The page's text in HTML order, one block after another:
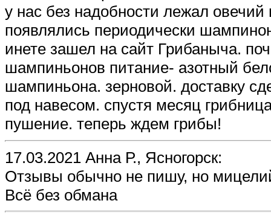
у нас без надобности лежал
появлялись периодически
инете зашел на сайт Грибаныча.
шампиньонов питание- азотный
шампиньона. зерновой. доставку
под навесом. спустя месяц
пушение. теперь ждем грибы!
17.03.2021 Анна Р., Ясногорск:
Отзывы обычно не пишу, но
Всё без обмана